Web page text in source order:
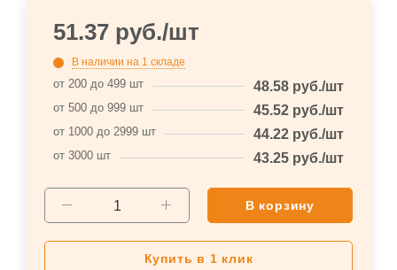
51.37 руб./шт
В наличии на 1 складе
от 200 до 499 шт 48.58 руб./шт
от 500 до 999 шт 45.52 руб./шт
от 1000 до 2999 шт 44.22 руб./шт
от 3000 шт 43.25 руб./шт
В корзину
Купить в 1 клик